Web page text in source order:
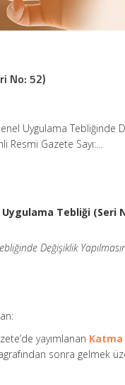
No: 52)
Uygulama Tebliğinde
Resmi Gazete Sayı:…
Tebliği (Seri
Değişiklik
yayımlanan Katma
sonra gelmek